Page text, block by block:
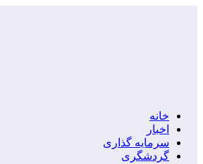
خانه
اخبار
سرمایه گذاری
گردشگری